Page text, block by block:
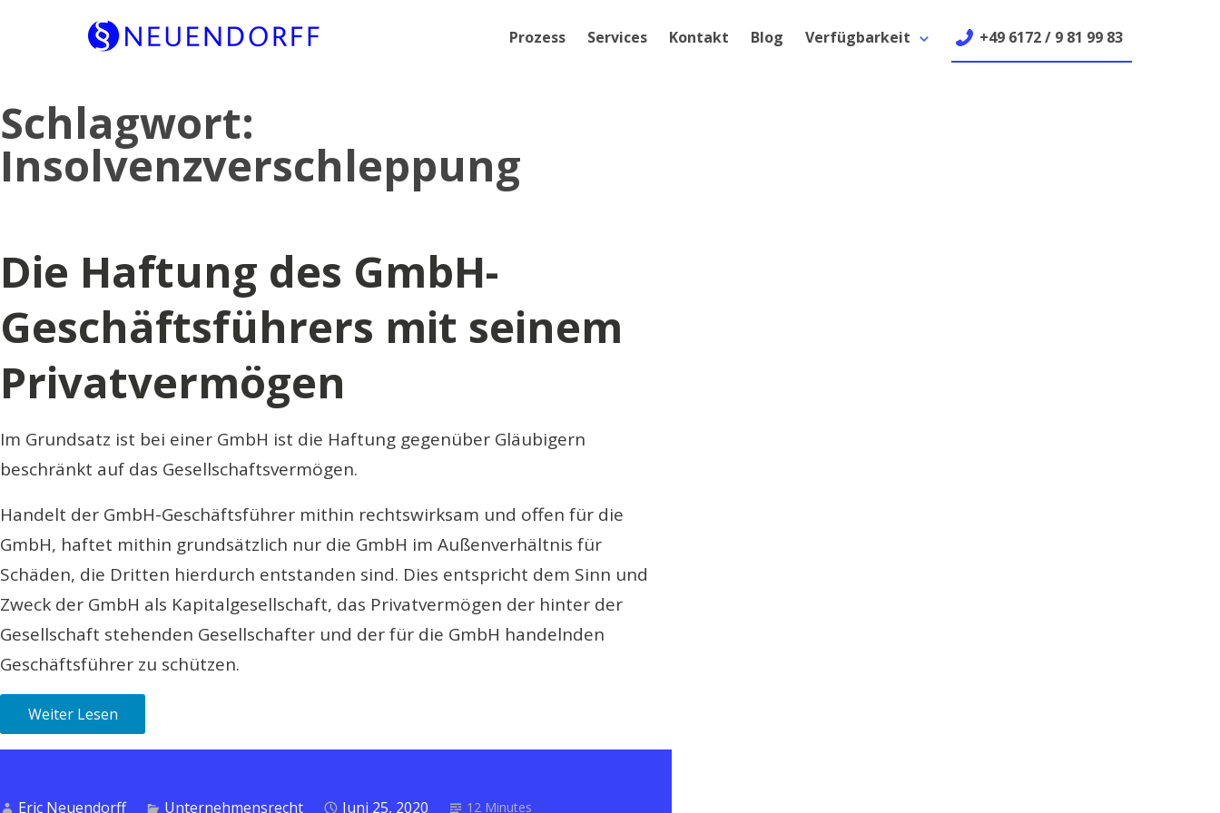
to
content
Prozess Services Kontakt Blog Verfügbarkeit +49 6172 / 9 81 99 83
Schlagwort:
Insolvenzverschleppung
Die Haftung des GmbH-
Geschäftsführers mit seinem
Privatvermögen
Im Grundsatz ist bei einer GmbH ist die Haftung gegenüber Gläubigern
beschränkt auf das Gesellschaftsvermögen.
Handelt der GmbH-Geschäftsführer mithin rechtswirksam und offen für die
GmbH, haftet mithin grundsätzlich nur die GmbH im Außenverhältnis für
Schäden, die Dritten hierdurch entstanden sind. Dies entspricht dem Sinn und
Zweck der GmbH als Kapitalgesellschaft, das Privatvermögen der hinter der
Gesellschaft stehenden Gesellschafter und der für die GmbH handelnden
Geschäftsführer zu schützen.
Weiter Lesen
Eric Neuendorff Unternehmensrecht Juni 25, 2020 12 Minutes